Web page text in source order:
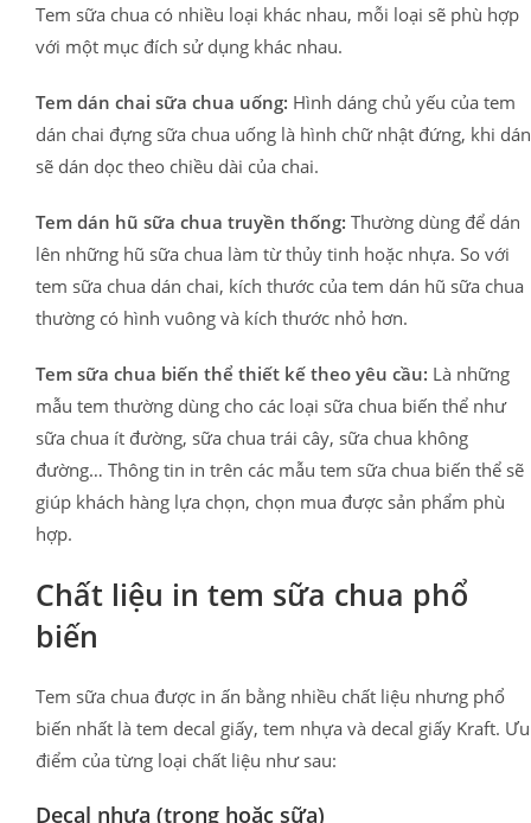
Tem sữa chua có nhiều loại khác nhau, mỗi loại sẽ phù hợp
với một mục đích sử dụng khác nhau.
Tem dán chai sữa chua uống: Hình dáng chủ yếu của tem
dán chai đựng sữa chua uống là hình chữ nhật đứng, khi dán
sẽ dán dọc theo chiều dài của chai.
Tem dán hũ sữa chua truyền thống: Thường dùng để dán
lên những hũ sữa chua làm từ thủy tinh hoặc nhựa. So với
tem sữa chua dán chai, kích thước của tem dán hũ sữa chua
thường có hình vuông và kích thước nhỏ hơn.
Tem sữa chua biến thể thiết kế theo yêu cầu: Là những
mẫu tem thường dùng cho các loại sữa chua biến thể như
sữa chua ít đường, sữa chua trái cây, sữa chua không
đường… Thông tin in trên các mẫu tem sữa chua biến thể sẽ
giúp khách hàng lựa chọn, chọn mua được sản phẩm phù
hợp.
Chất liệu in tem sữa chua phổ
biến
Tem sữa chua được in ấn bằng nhiều chất liệu nhưng phổ
biến nhất là tem decal giấy, tem nhựa và decal giấy Kraft. Ưu
điểm của từng loại chất liệu như sau:
Decal nhựa (trong hoặc sữa)